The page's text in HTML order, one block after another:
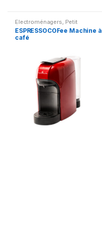
Electroménagers Petit
électroménager
ESPRESSOCOFee Machine à
café